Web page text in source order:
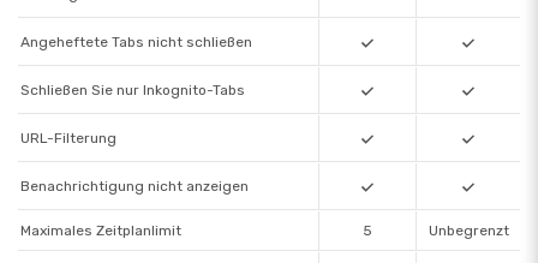
Uhr
Uhr
Angeheftete Tabs nicht schließen
Schließen Sie nur Inkognito-Tabs
URL-Filterung
Benachrichtigung nicht anzeigen
Maximales Zeitplanlimit 5 Unbegrenzt